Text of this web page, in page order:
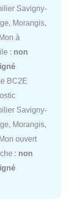
Savigny-
Morangis,
à
: non
BC2E
Savigny-
Morangis,
ouvert
: non